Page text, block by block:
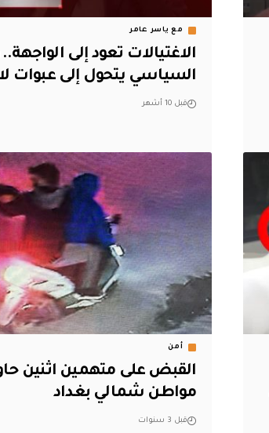
مع ياسر عامر
الاغتيالات تعود إلى
السياسي يتحول إلى عبوات
قبل 10 أشهر
أمن
القبض على متهمين اثنين
مواطن شمالي بغداد
قبل 3 سنوات